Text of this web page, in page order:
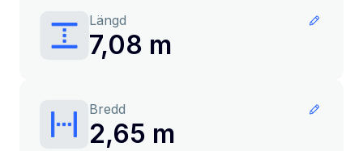
Längd
7,08 m
Bredd
2,65 m